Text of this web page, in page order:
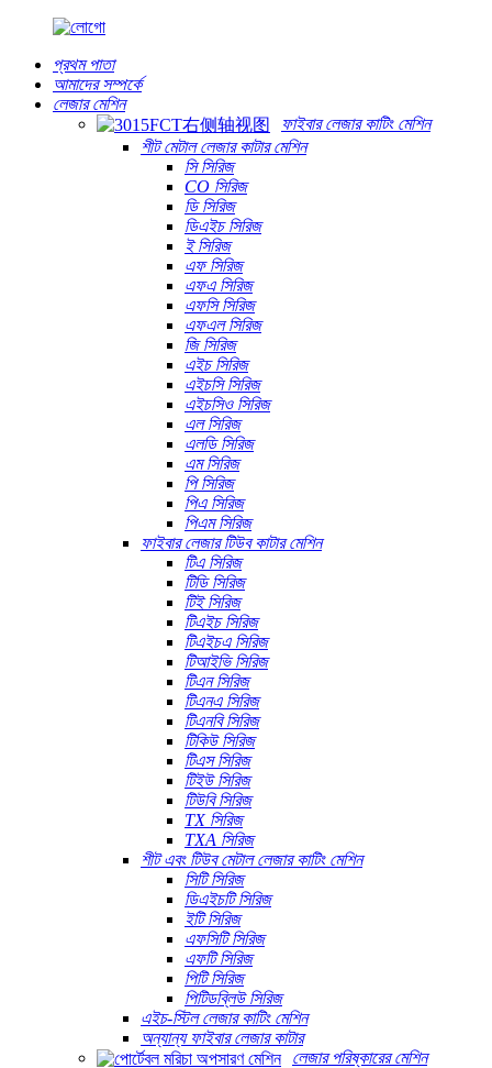
প্রথম পাতা
আমাদের সম্পর্কে
লেজার মেশিন
ফাইবার লেজার কাটিং মেশিন
শীট মেটাল লেজার কাটার মেশিন
সি সিরিজ
CO সিরিজ
ডি সিরিজ
ডিএইচ সিরিজ
ই সিরিজ
এফ সিরিজ
এফএ সিরিজ
এফসি সিরিজ
এফএল সিরিজ
জি সিরিজ
এইচ সিরিজ
এইচসি সিরিজ
এইচসিও সিরিজ
এল সিরিজ
এলডি সিরিজ
এম সিরিজ
পি সিরিজ
পিএ সিরিজ
পিএম সিরিজ
ফাইবার লেজার টিউব কাটার মেশিন
টিএ সিরিজ
টিডি সিরিজ
টিই সিরিজ
টিএইচ সিরিজ
টিএইচএ সিরিজ
টিআইভি সিরিজ
টিএন সিরিজ
টিএনএ সিরিজ
টিএনবি সিরিজ
টিকিউ সিরিজ
টিএস সিরিজ
টিইউ সিরিজ
টিউবি সিরিজ
TX সিরিজ
TXA সিরিজ
শীট এবং টিউব মেটাল লেজার কাটিং মেশিন
সিটি সিরিজ
ডিএইচটি সিরিজ
ইটি সিরিজ
এফসিটি সিরিজ
এফটি সিরিজ
পিটি সিরিজ
পিটিডব্লিউ সিরিজ
এইচ-স্টিল লেজার কাটিং মেশিন
অন্যান্য ফাইবার লেজার কাটার
লেজার পরিষ্কারের মেশিন